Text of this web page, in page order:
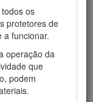
os
protetores de
a funcionar.
operação da
que
podem
para
de operação
ou para registar
genuínas Toro